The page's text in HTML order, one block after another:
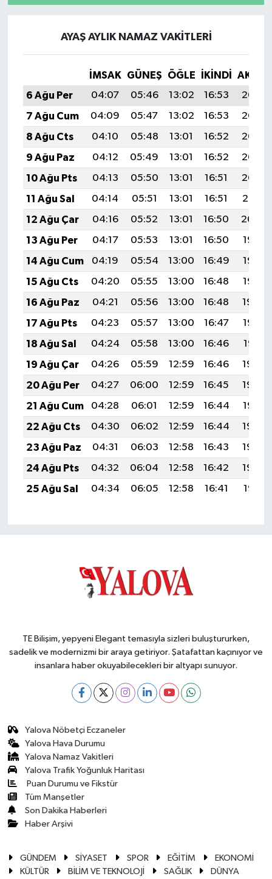
AYAŞ AYLIK NAMAZ VAKITLERI
İMSAK GÜNEŞ ÖĞLE İKINDI
6 Ağu Per
04:07 05:46 13:02 16:53
20:07
7 Ağu Cum
04:09 05:47 13:02 16:53
20:06
8 Ağu Cts
04:10 05:48 13:01 16:52
20:05
9 Ağu Paz
04:12 05:49 13:01 16:52
20:03
10 Ağu Pts
04:13 05:50 13:01 16:51
20:02
11 Ağu Sal
04:14 05:51 13:01 16:51
20:01
12 Ağu Çar
04:16 05:52 13:01 16:50
20:00
13 Ağu Per
04:17 05:53 13:01 16:50
19:58
14 Ağu Cum
04:19 05:54 13:00 16:49
19:57
15 Ağu Cts
04:20 05:55 13:00 16:48
19:56
16 Ağu Paz
04:21 05:56 13:00 16:48
19:54
17 Ağu Pts
04:23 05:57 13:00 16:47
19:53
18 Ağu Sal
04:24 05:58 13:00 16:46
19:51
19 Ağu Çar
04:26 05:59 12:59 16:46
19:50
20 Ağu Per
04:27 06:00 12:59 16:45
19:49
21 Ağu Cum
04:28 06:01 12:59 16:44
19:47
22 Ağu Cts
04:30 06:02 12:59 16:44
19:46
23 Ağu Paz
04:31 06:03 12:58 16:43
19:44
24 Ağu Pts
04:32 06:04 12:58 16:42
19:43
25 Ağu Sal
04:34 06:05 12:58 16:41 19:41
TE Bilişim, yepyeni Elegant temasıyla sizleri buluştururken,
sadelik ve modernizmi bir araya getiriyor. Şatafattan kaçınıyor ve
insanlara haber okuyabilecekleri bir altyapı sunuyor.
Yalova Nöbetçi Eczaneler
Yalova Hava Durumu
Yalova Namaz Vakitleri
Yalova Trafik Yoğunluk Haritası
Puan Durumu ve Fikstür
Tüm Manşetler
Son Dakika Haberleri
Haber Arşivi
GÜNDEM SİYASET SPOR EĞİTİM
EKONOMİ
KÜLTÜR
BİLİM VE TEKNOLOJİ SAĞLIK DÜNYA